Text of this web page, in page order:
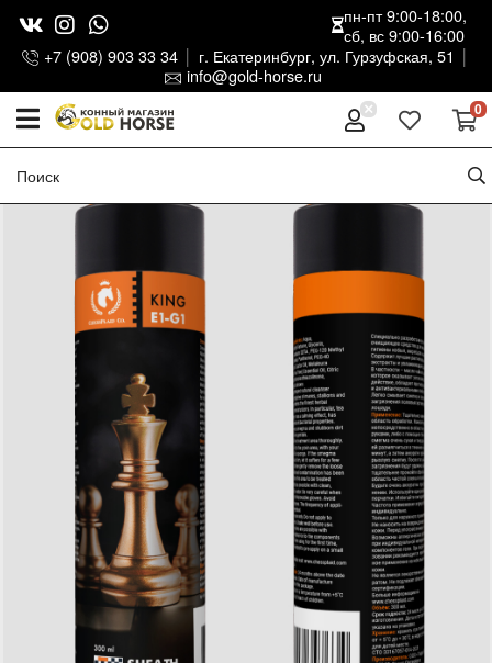
+7 (908) 903 33 34
г. Екатеринбург, ул. Гурзуфская, 51
info@gold-horse.ru
пн-пт 9:00-18:00,
сб, вс 9:00-16:00
0